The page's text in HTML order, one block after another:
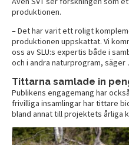
produktionen.
– Det har varit ett roligt
produktionen uppskattat. Vi
oss av SLU:s expertis både i
och i andra naturprogram, säger
Tittarna samlade in
Publikens engagemang har
frivilliga insamlingar har tittare
bland annat till projektets årliga